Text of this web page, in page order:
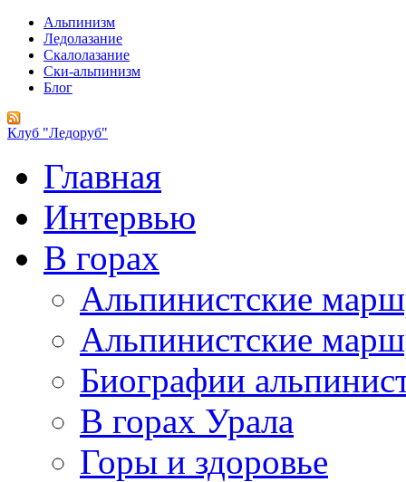
Альпинизм
Ледолазание
Скалолазание
Ски-альпинизм
Блог
Клуб "Ледоруб"
Главная
Интервью
В горах
Альпинистские
Альпинистские
Биографии
В горах Урала
Горы и здоровье